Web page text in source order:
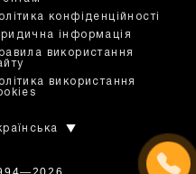
конфіденційності
інформація
використання
використання